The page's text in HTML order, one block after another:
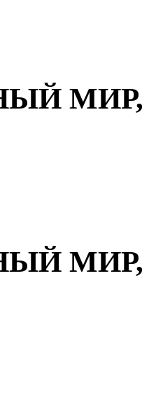
МИР,